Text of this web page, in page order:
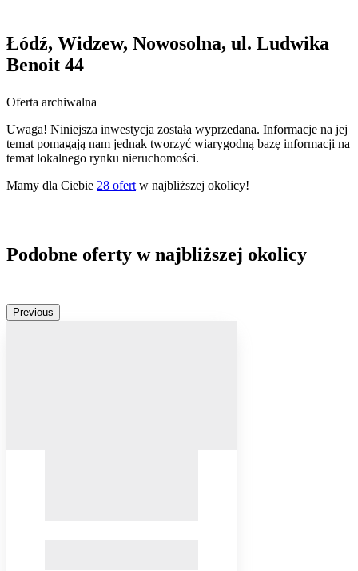
Łódź, Widzew, Nowosolna, ul. Ludwika
Benoit 44
Oferta archiwalna
Uwaga! Niniejsza inwestycja została wyprzedana. Informacje na jej
temat pomagają nam jednak tworzyć wiarygodną bazę informacji na
temat lokalnego rynku nieruchomości.
Mamy dla Ciebie 28 ofert w najbliższej okolicy!
Podobne oferty w najbliższej okolicy
Previous